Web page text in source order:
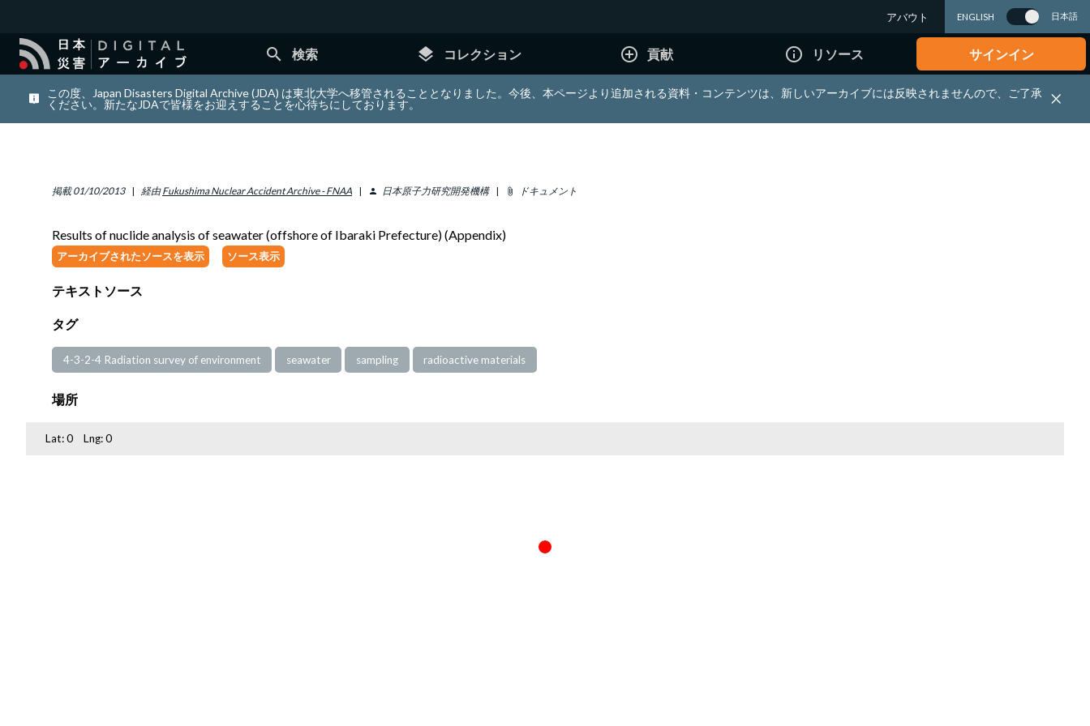
アバウト ENGLISH 日本語
search 検索 layers コレクション add_circle_outline 貢献 info_outline リソース サインイン
この度、Japan Disasters Digital Archive (JDA) は東北大学へ移管されることとなりました。今後、本ページより追加される資料・コンテンツは、新しいアーカイブには反映されませんので、ご了承
ください。新たなJDAで皆様をお迎えすることを心待ちにしております。
掲載 01/10/2013 経由 Fukushima Nuclear Accident Archive - FNAA person 日本原子力研究開発機構 attach_file ドキュメント
Results of nuclide analysis of seawater (offshore of Ibaraki Prefecture) (Appendix)
アーカイブされたソースを表示 ソース表示
テキストソース
タグ
4-3-2-4 Radiation survey of environment seawater sampling radioactive materials
場所
Lat:0 Lng:0